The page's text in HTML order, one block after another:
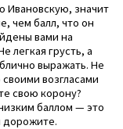
Ивановскую, значит
чем балл, что он
вами на
легкая грусть, а
выражать. Не
возгласами
свою корону?
баллом — это
дорожите.